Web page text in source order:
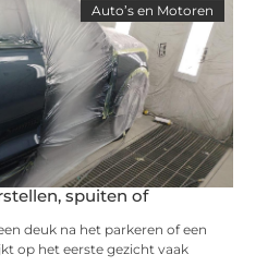
Auto’s en Motoren
spuiten of
deuk na het parkeren of een
op het eerste gezicht vaak